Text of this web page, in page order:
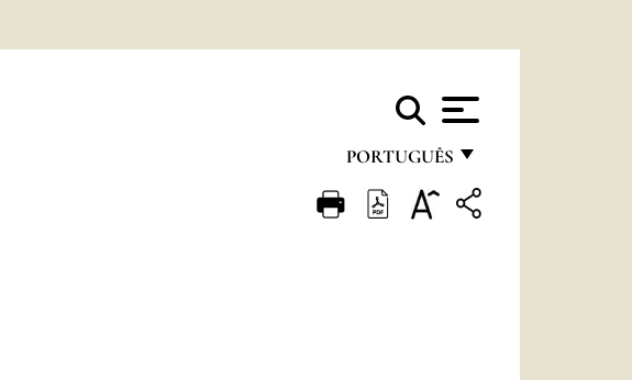
PORTUGUÊS
FRANÇAIS